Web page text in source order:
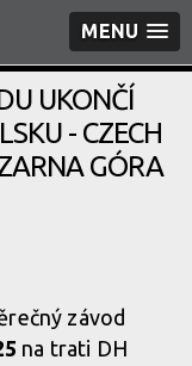
MENU
UKONČÍ
- CZECH
GÓRA
závod
na trati DH